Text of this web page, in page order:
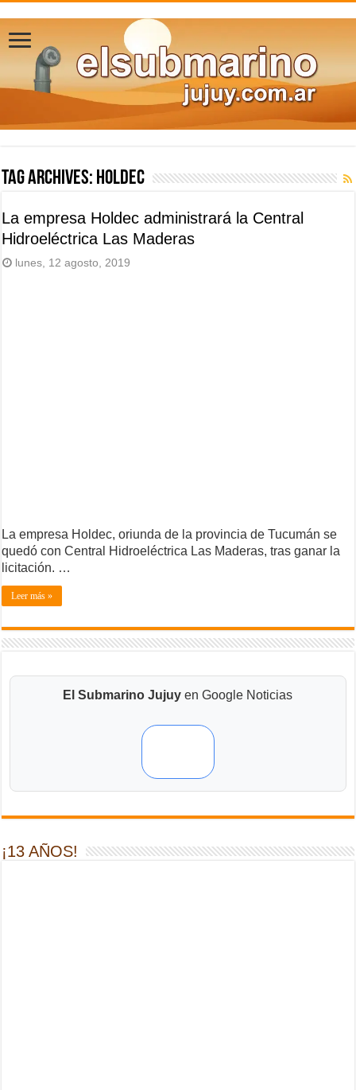
Tag Archives: Holdec
La empresa Holdec administrará la Central
Hidroeléctrica Las Maderas
lunes, 12 agosto, 2019
La empresa Holdec, oriunda de la provincia de Tucumán se
quedó con Central Hidroeléctrica Las Maderas, tras ganar la
licitación. …
Leer más »
El Submarino Jujuy en Google Noticias
¡13 AÑOS!